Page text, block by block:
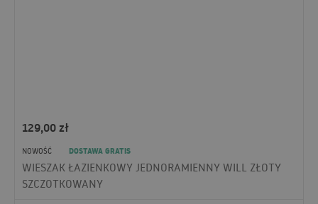
129,00zł
NOWOŚĆ
DOSTAWA GRATIS
WIESZAK ŁAZIENKOWY JEDNORAMIENNY WILL ZŁOTY
SZCZOTKOWANY